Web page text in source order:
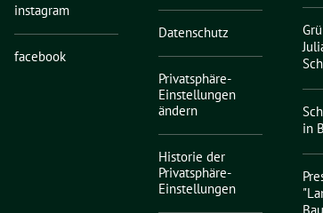
instagram
facebook
Datenschutz
Privatsphäre-
Einstellungen
ändern
Historie der
Privatsphäre-
Einstellungen
in